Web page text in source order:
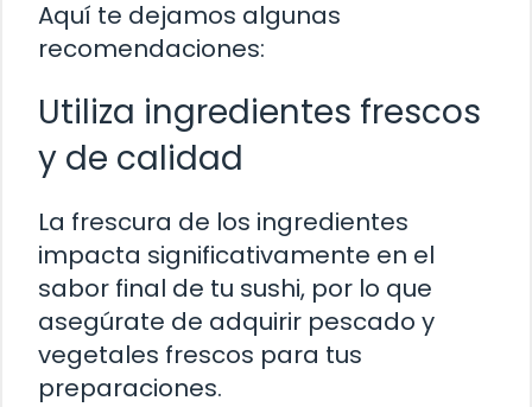
Aquí te dejamos algunas
recomendaciones:
Utiliza ingredientes frescos
y de calidad
La frescura de los ingredientes
impacta significativamente en el
sabor final de tu sushi, por lo que
asegúrate de adquirir pescado y
vegetales frescos para tus
preparaciones.